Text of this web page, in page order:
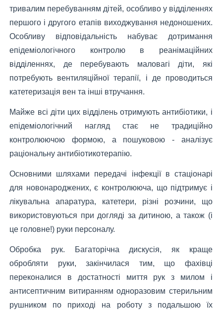
тривалим перебуванням дітей, особливо у відділеннях
першого і другого етапів виходжування недоношених.
Особливу відповідальність набуває дотримання
епідеміологічного контролю в реанімаційних
відділеннях, де перебувають маловагі діти, які
потребують вентиляційної терапії, і де проводиться
катетеризація вен та інші втручання.
Майже всі діти цих відділень отримують антибіотики, і
епідеміологічний нагляд стає не традиційно
контролюючою формою, а пошуковою - аналізує
раціональну антибіотикотерапію.
Основними шляхами передачі інфекції в стаціонарі
для новонароджених, є контролююча, що підтримує і
лікувальна апаратура, катетери, різні розчини, що
використовуються при догляді за дитиною, а також (і
це головне!) руки персоналу.
Обробка рук. Багаторічна дискусія, як краще
обробляти руки, закінчилася тим, що фахівці
переконалися в достатності миття рук з милом і
антисептичним витиранням одноразовим стерильним
рушником по приході на роботу з подальшою їх